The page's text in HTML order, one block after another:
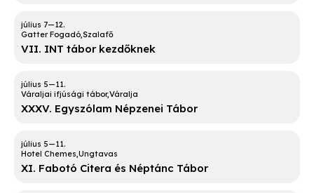
Gatter Fogadó Szalafő
VII. INT tábor kezdőknek
Váraljai ifjúsági tábor Váralja
XXXV. Egyszólam Népzenei Tábor
Hotel Chemes Ungtavas
XI. Fabotó Citera és Néptánc Tábor